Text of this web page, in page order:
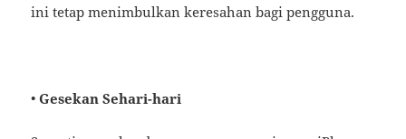
ini tetap menimbulkan keresahan bagi pengguna.
•Gesekan Sehari-hari